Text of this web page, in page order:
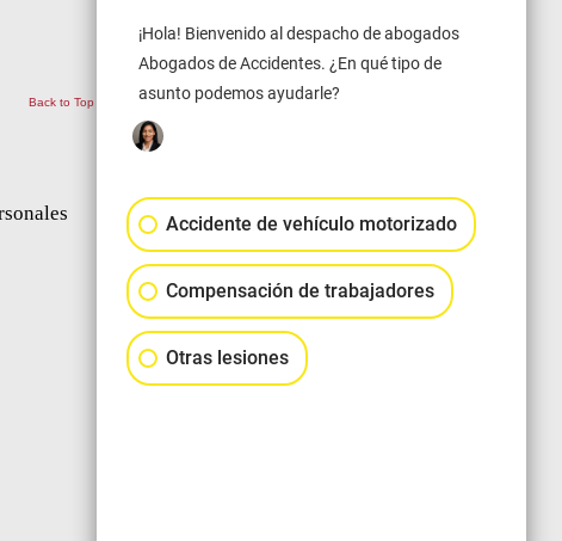
Back to Top
¡Hola! Bienvenido al despacho de abogados
Abogados de Accidentes. ¿En qué tipo de
asunto podemos ayudarle?
Accidente de vehículo motorizado
Compensación de trabajadores
Otras lesiones